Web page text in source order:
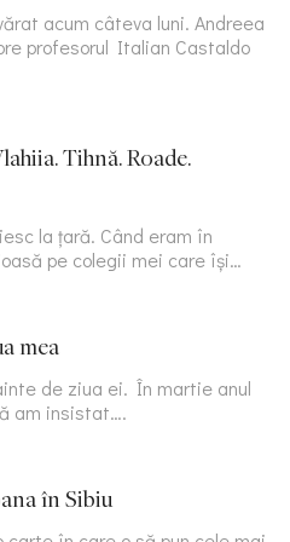
acum câteva luni. Andreea
profesorul Italian Castaldo
Tihnă. Roade.
la țară. Când eram în
pe colegii mei care își…
mea
de ziua ei. În martie anul
am insistat….
în Sibiu